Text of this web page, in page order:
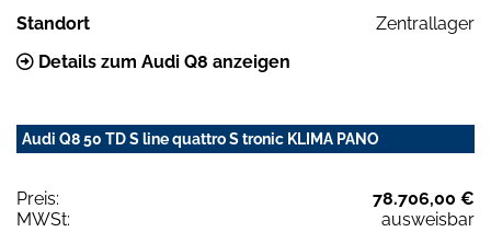
Standort
Zentrallager
Details zum Audi Q8 anzeigen
Audi Q8 50 TD S line quattro S tronic KLIMA PANO
Preis:
78.706,00 €
MWSt:
ausweisbar